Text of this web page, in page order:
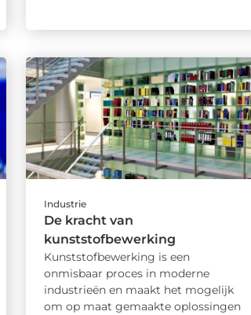
Industrie
De kracht van
kunststofbewerking
Kunststofbewerking is een
onmisbaar proces in moderne
industrieën en maakt het mogelijk
om op maat gemaakte oplossingen